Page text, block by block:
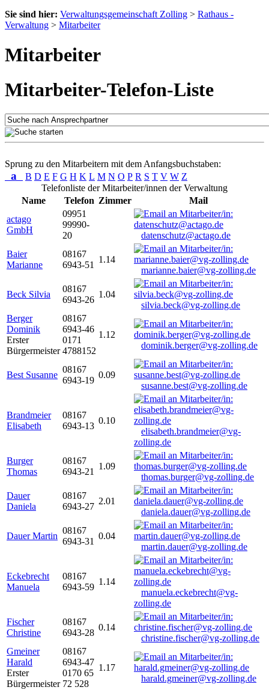
Sie sind hier: Verwaltungsgemeinschaft Zolling > Rathaus -
Verwaltung > Mitarbeiter
Mitarbeiter
Mitarbeiter-Telefon-Liste
Sprung zu den Mitarbeitern mit dem Anfangsbuchstaben:
a B D E F G H K L M N O P R S T V W Z
Telefonliste der Mitarbeiter/innen der Verwaltung
Name
Telefon Zimmer
Mail
actago
GmbH
09951
99990-
20
datenschutz@actago.de
Baier
Marianne
08167
6943-51
1.14
marianne.baier@vg-zolling.de
Beck Silvia
08167
6943-26
1.04
silvia.beck@vg-zolling.de
Berger
Dominik
Erster
Bürgermeister
08167
6943-46
0171
4788152
1.12
dominik.berger@vg-zolling.de
Best Susanne
08167
6943-19
0.09
susanne.best@vg-zolling.de
Brandmeier
Elisabeth
08167
6943-13
0.10
elisabeth.brandmeier@vg-
zolling.de
Burger
Thomas
08167
6943-21
1.09
thomas.burger@vg-zolling.de
Dauer
Daniela
08167
6943-27
2.01
daniela.dauer@vg-zolling.de
Dauer Martin
08167
6943-31
0.04
martin.dauer@vg-zolling.de
Eckebrecht
Manuela
08167
6943-59
1.14
manuela.eckebrecht@vg-
zolling.de
Fischer
Christine
08167
6943-28
0.14
christine.fischer@vg-zolling.de
Gmeiner
Harald
Erster
Bürgermeister
08167
6943-47
0170 65
72 528
1.17
harald.gmeiner@vg-zolling.de